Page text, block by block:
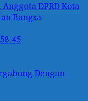
DPRD Kota
Bangsa
Dengan